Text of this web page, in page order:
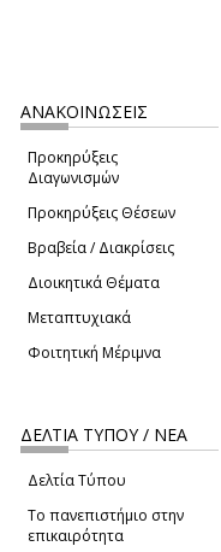
ΑΝΑΚΟΙΝΩΣΕΙΣ
Προκηρύξεις
Διαγωνισμών
Προκηρύξεις Θέσεων
Βραβεία / Διακρίσεις
Διοικητικά Θέματα
Μεταπτυχιακά
Φοιτητική Μέριμνα
ΔΕΛΤΙΑ ΤΥΠΟΥ / ΝΕΑ
Δελτία Τύπου
Το πανεπιστήμιο στην
επικαιρότητα